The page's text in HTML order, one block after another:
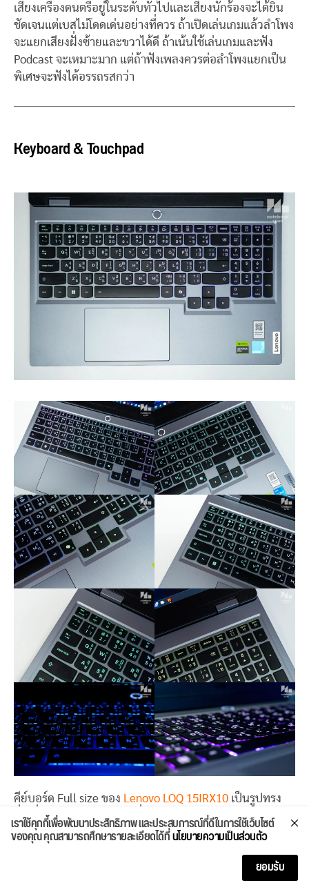
เสียงเครื่องดนตรีอยู่ในระดับทั่วไปและเสียงนักร้องจะได้ยิน
ชัดเจนแต่เบสไม่โดดเด่นอย่างที่ควร ถ้าเปิดเล่นเกมแล้วลำโพง
จะแยกเสียงฝั่งซ้ายและขวาได้ดี ถ้าเน้นใช้เล่นเกมและฟัง
Podcast จะเหมาะมาก แต่ถ้าฟังเพลงควรต่อลำโพงแยกเป็น
พิเศษจะฟังได้อรรถรสกว่า
Keyboard & Touchpad
คีย์บอร์ด Full size ของ Lenovo LOQ 15IRX10 เป็นรูปทรง
สี่เหลี่ยมผืนผ้าแต่ปุ่มลูกศรสี่ทิศทางจะเป็นปุ่มใหญ่แยกออก
จากชุดหลักเหมือนกับเกมมิ่งโน๊ตบุ๊ครุ่นอื่นในเครือ ตัวปุ่มมีไฟ
Fn+Spacebar ถ้าสังเกตจะเห็นว่าตัวอักษร “O” บนคีย์บอร์ด
จะไม่ได้เป็นวงกลมแบบปกติแต่กลายเป็นโลโก้ LOQ แทน
เราใช้คุกกี้เพื่อพัฒนาประสิทธิภาพ และประสบการณ์ที่ดีในการใช้เว็บไซต์
ของคุณ คุณสามารถศึกษารายละเอียดได้ที่นโยบายความเป็นส่วนตัว
ยอมรับ